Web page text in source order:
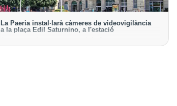
La Paeria instal·larà càmeres de videovigilància
a la plaça Edil Saturnino, a l'estació